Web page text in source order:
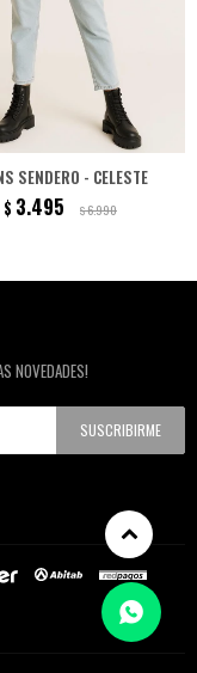
SENDERO - CELESTE
$ 3.495 $6.990
NOVEDADES!
SUSCRIBIRME